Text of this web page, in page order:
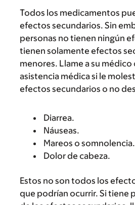
Todos los medicamentos
efectos secundarios. Sin
personas no tienen ningún
tienen solamente efectos
menores. Llame a su médico
asistencia médica si le
efectos secundarios o no
Diarrea.
Náuseas.
Mareos o somnolencia.
Dolor de cabeza.
Estos no son todos los
que podrían ocurrir. Si tiene